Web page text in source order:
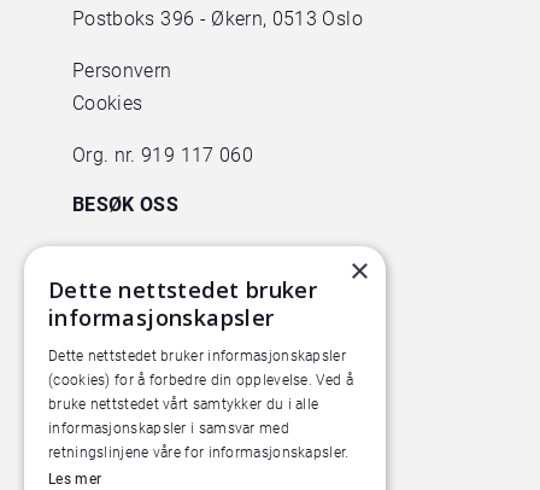
Postboks 396 - Økern, 0513 Oslo
Personvern
Cookies
Org. nr. 919 117 060
BESØK OSS
Lørenveien 38
0585 Oslo
Pilotanlegget
Økern Torgvei 13,
inngang B
×
Dette nettstedet bruker
informasjonskapsler
Dette nettstedet bruker informasjonskapsler
(cookies) for å forbedre din opplevelse. Ved å
bruke nettstedet vårt samtykker du i alle
informasjonskapsler i samsvar med
retningslinjene våre for informasjonskapsler.
Les mer